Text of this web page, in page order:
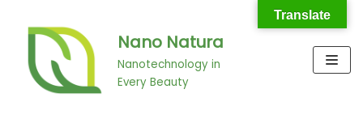
to
content
Nano Natura
Nanotechnology in
Every Beauty
Translate